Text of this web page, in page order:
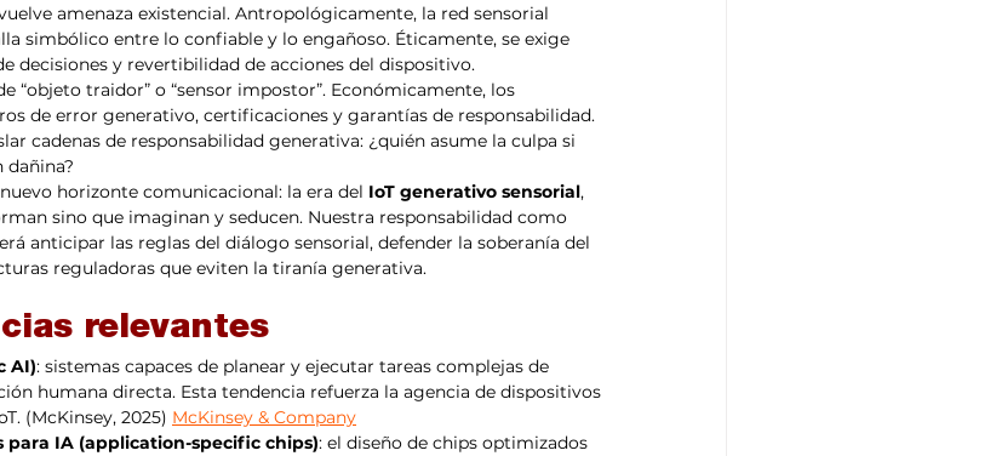
amenaza existencial. Antropológicamente, la red sensorial
simbólico entre lo confiable y lo engañoso. Éticamente, se exige
decisiones y revertibilidad de acciones del dispositivo.
“objeto traidor” o “sensor impostor”. Económicamente, los
de error generativo, certificaciones y garantías de responsabilidad.
cadenas de responsabilidad generativa: ¿quién asume la culpa si
dañina?
horizonte comunicacional: la era del IoT generativo sensorial,
sino que imaginan y seducen. Nuestra responsabilidad como
anticipar las reglas del diálogo sensorial, defender la soberanía del
reguladoras que eviten la tiranía generativa.
relevantes
AI): sistemas capaces de planear y ejecutar tareas complejas de
humana directa. Esta tendencia refuerza la agencia de dispositivos
(McKinsey, 2025) McKinsey & Company
para IA (application-specific chips): el diseño de chips optimizados